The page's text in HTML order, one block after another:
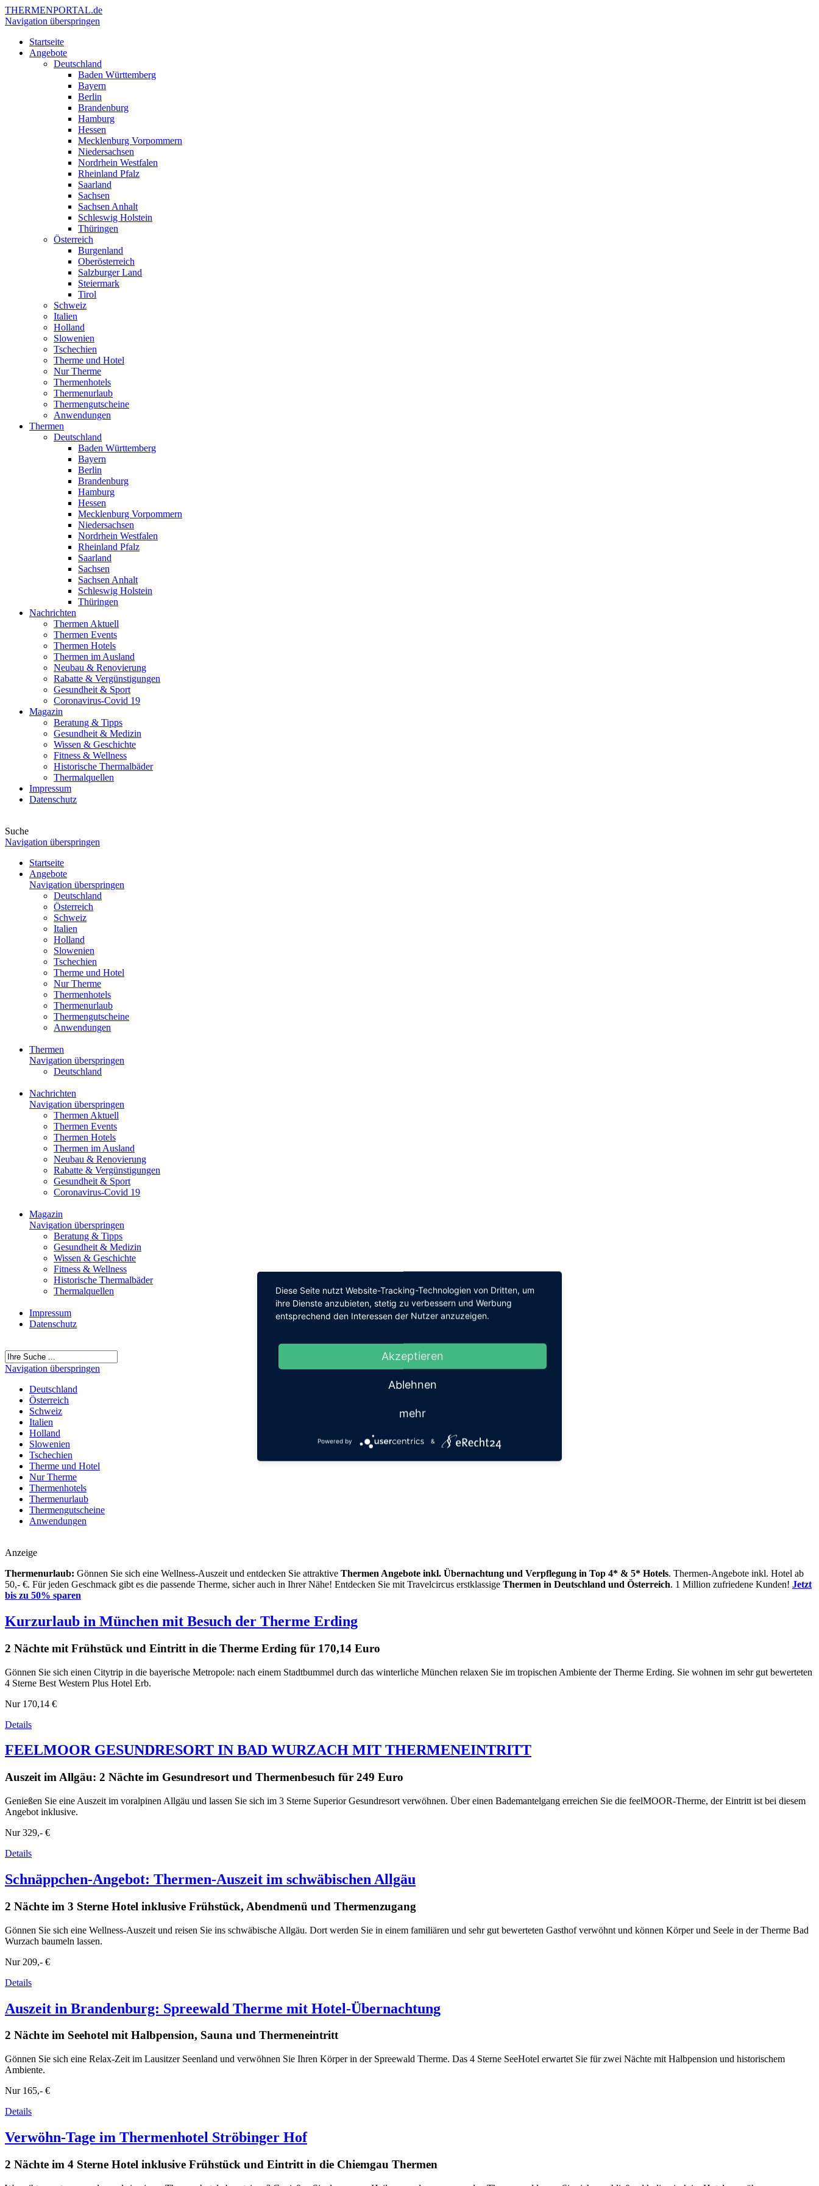
THERMENPORTAL.de
Navigation überspringen
Startseite
Angebote
Deutschland
Baden Württemberg
Bayern
Berlin
Brandenburg
Hamburg
Hessen
Mecklenburg Vorpommern
Niedersachsen
Nordrhein Westfalen
Rheinland Pfalz
Saarland
Sachsen
Sachsen Anhalt
Schleswig Holstein
Thüringen
Österreich
Burgenland
Oberösterreich
Salzburger Land
Steiermark
Tirol
Schweiz
Italien
Holland
Slowenien
Tschechien
Therme und Hotel
Nur Therme
Thermenhotels
Thermenurlaub
Thermengutscheine
Anwendungen
Thermen
Deutschland
Baden Württemberg
Bayern
Berlin
Brandenburg
Hamburg
Hessen
Mecklenburg Vorpommern
Niedersachsen
Nordrhein Westfalen
Rheinland Pfalz
Saarland
Sachsen
Sachsen Anhalt
Schleswig Holstein
Thüringen
Nachrichten
Thermen Aktuell
Thermen Events
Thermen Hotels
Thermen im Ausland
Neubau & Renovierung
Rabatte & Vergünstigungen
Gesundheit & Sport
Coronavirus-Covid 19
Magazin
Beratung & Tipps
Gesundheit & Medizin
Wissen & Geschichte
Fitness & Wellness
Historische Thermalbäder
Thermalquellen
Impressum
Datenschutz
Suche
Navigation überspringen
Startseite
Angebote
Navigation überspringen
Deutschland
Österreich
Schweiz
Italien
Holland
Slowenien
Tschechien
Therme und Hotel
Nur Therme
Thermenhotels
Thermenurlaub
Thermengutscheine
Anwendungen
Thermen
Navigation überspringen
Deutschland
Nachrichten
Navigation überspringen
Thermen Aktuell
Thermen Events
Thermen Hotels
Thermen im Ausland
Neubau & Renovierung
Rabatte & Vergünstigungen
Gesundheit & Sport
Coronavirus-Covid 19
Magazin
Navigation überspringen
Beratung & Tipps
Gesundheit & Medizin
Wissen & Geschichte
Fitness & Wellness
Historische Thermalbäder
Thermalquellen
Impressum
Datenschutz
Navigation überspringen
Deutschland
Österreich
Schweiz
Italien
Holland
Slowenien
Tschechien
Therme und Hotel
Nur Therme
Thermenhotels
Thermenurlaub
Thermengutscheine
Anwendungen
Anzeige
Thermenurlaub: Gönnen Sie sich eine Wellness-Auszeit und entdecken Sie attraktive Thermen Angebote inkl. Übernachtung und Verpflegung in Top 4* & 5* Hotels. Thermen-Angebote inkl. Hotel ab
50,- €. Für jeden Geschmack gibt es die passende Therme, sicher auch in Ihrer Nähe! Entdecken Sie mit Travelcircus erstklassige Thermen in Deutschland und Österreich. 1 Million zufriedene Kunden! Jetzt
bis zu 50% sparen
Kurzurlaub in München mit Besuch der Therme Erding
2 Nächte mit Frühstück und Eintritt in die Therme Erding für 170,14 Euro
Gönnen Sie sich einen Citytrip in die bayerische Metropole: nach einem Stadtbummel durch das winterliche München relaxen Sie im tropischen Ambiente der Therme Erding. Sie wohnen im sehr gut bewerteten
4 Sterne Best Western Plus Hotel Erb.
Nur 170,14 €
Details
FEELMOOR GESUNDRESORT IN BAD WURZACH MIT THERMENEINTRITT
Auszeit im Allgäu: 2 Nächte im Gesundresort und Thermenbesuch für 249 Euro
Genießen Sie eine Auszeit im voralpinen Allgäu und lassen Sie sich im 3 Sterne Superior Gesundresort verwöhnen. Über einen Bademantelgang erreichen Sie die feelMOOR-Therme, der Eintritt ist bei diesem
Angebot inklusive.
Nur329,- €
Details
Schnäppchen-Angebot: Thermen-Auszeit im schwäbischen Allgäu
2 Nächte im 3 Sterne Hotel inklusive Frühstück, Abendmenü und Thermenzugang
Gönnen Sie sich eine Wellness-Auszeit und reisen Sie ins schwäbische Allgäu. Dort werden Sie in einem familiären und sehr gut bewerteten Gasthof verwöhnt und können Körper und Seele in der Therme Bad
Wurzach baumeln lassen.
Nur 209,- €
Details
Auszeit in Brandenburg: Spreewald Therme mit Hotel-Übernachtung
2 Nächte im Seehotel mit Halbpension, Sauna und Thermeneintritt
Gönnen Sie sich eine Relax-Zeit im Lausitzer Seenland und verwöhnen Sie Ihren Körper in der Spreewald Therme. Das 4 Sterne SeeHotel erwartet Sie für zwei Nächte mit Halbpension und historischem
Ambiente.
Nur 165,- €
Details
Verwöhn-Tage im Thermenhotel Ströbinger Hof
2 Nächte im 4 Sterne Hotel inklusive Frühstück und Eintritt in die Chiemgau Thermen
Diese Seite nutzt Website-Tracking-Technologien von Dritten, um
ihre Dienste anzubieten, stetig zu verbessern und Werbung
entsprechend den Interessen der Nutzer anzuzeigen.
Akzeptieren
Ablehnen
mehr
Powered by &